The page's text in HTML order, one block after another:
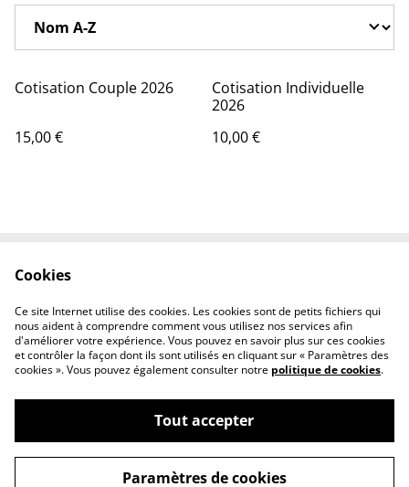
Cotisation Couple 2026
15,00 €
Cotisation Individuelle
2026
10,00 €
Politique de
confidentialité
Politique de cookies
©2026LE MANGUIER DE LA PAIX
Cookies
Ce site Internet utilise des cookies. Les cookies sont de petits fichiers qui
nous aident à comprendre comment vous utilisez nos services afin
d'améliorer votre expérience. Vous pouvez en savoir plus sur ces cookies
et contrôler la façon dont ils sont utilisés en cliquant sur « Paramètres des
cookies ». Vous pouvez également consulter notre politique de cookies.
Tout accepter
Paramètres de cookies